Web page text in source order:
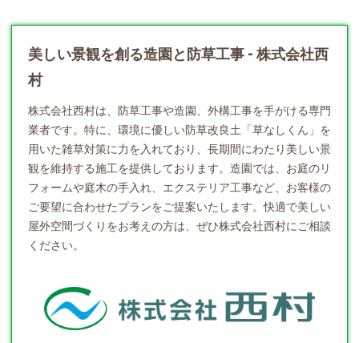
美しい景観を創る造園と防草工事 - 株式会社西
村
株式会社西村は、防草工事や造園、外構工事を手がける専門
業者です。特に、環境に優しい防草改良土「草なしくん」を
用いた雑草対策に力を入れており、長期間にわたり美しい景
観を維持する施工を提供しております。造園では、お庭のリ
フォームや庭木の手入れ、エクステリア工事など、お客様の
ご要望に合わせたプランをご提案いたします。快適で美しい
屋外空間づくりをお考えの方は、ぜひ株式会社西村にご相談
ください。